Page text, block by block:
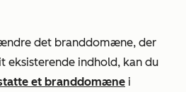
det branddomæne, der
eksisterende indhold, kan du
et branddomæne i